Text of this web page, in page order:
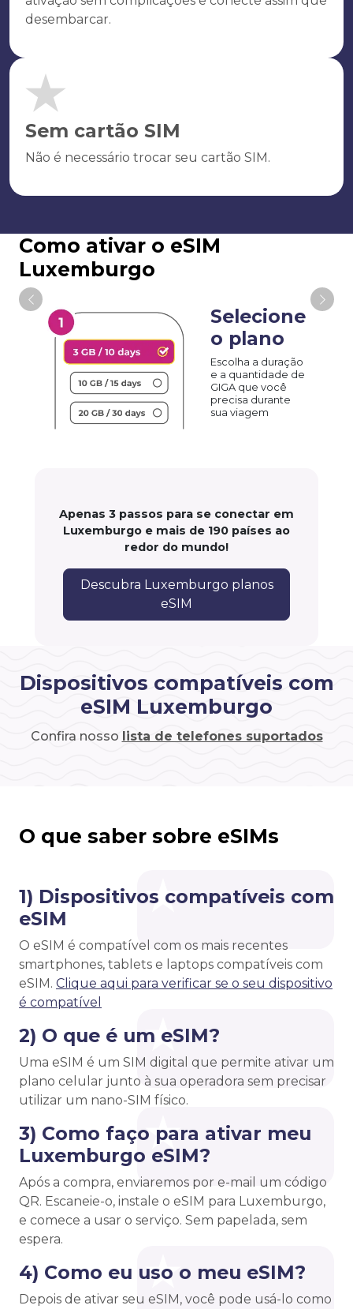
desembarcar.
Sem cartão SIM
Não é necessário trocar seu cartão SIM.
Como ativar o eSIM
Luxemburgo
Selecione
o plano
Escolha a duração
e a quantidade de
GIGA que você
precisa durante
sua viagem
Apenas 3 passos para se conectar em
Luxemburgo e mais de 190 países ao
redor do mundo!
Descubra Luxemburgo planos
eSIM
Dispositivos compatíveis com
eSIM Luxemburgo
Confira nosso lista de telefones suportados
O que saber sobre eSIMs
1) Dispositivos compatíveis com
eSIM
O eSIM é compatível com os mais recentes
smartphones, tablets e laptops compatíveis com
eSIM. Clique aqui para verificar se o seu dispositivo
é compatível
2) O que é um eSIM?
Uma eSIM é um SIM digital que permite ativar um
plano celular junto à sua operadora sem precisar
utilizar um nano-SIM físico.
3) Como faço para ativar meu
Luxemburgo eSIM?
Após a compra, enviaremos por e-mail um código
QR. Escaneie-o, instale o eSIM para Luxemburgo,
e comece a usar o serviço. Sem papelada, sem
espera.
4) Como eu uso o meu eSIM?
Depois de ativar seu eSIM, você pode usá-lo como